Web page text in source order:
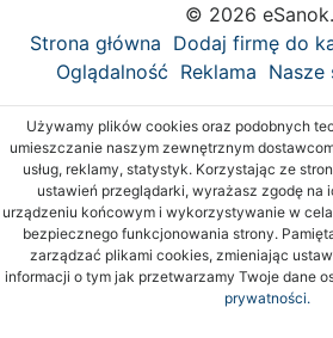
© 2026
Strona główna Dodaj firmę do
Oglądalność Reklama Nasze
Używamy plików cookies oraz podobnych
umieszczanie naszym zewnętrznym
usług, reklamy, statystyk. Korzystając ze
ustawień przeglądarki, wyrażasz zgodę na
urządzeniu końcowym i wykorzystywanie w
bezpiecznego funkcjonowania strony.
zarządzać plikami cookies, zmieniając
informacji o tym jak przetwarzamy Twoje dane
prywatności.